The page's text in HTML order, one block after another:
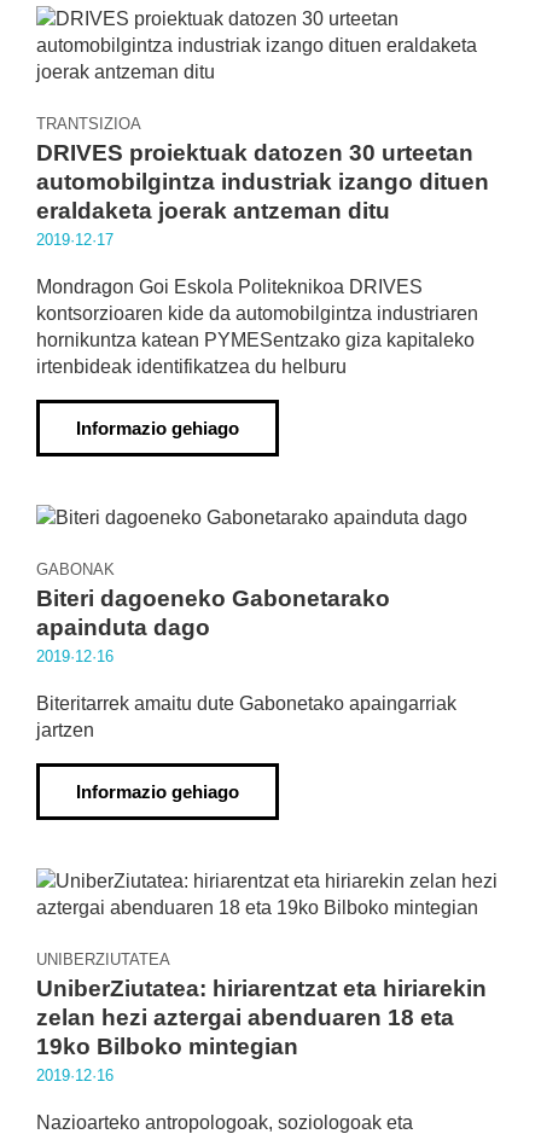
TRANTSIZIOA
DRIVES proiektuak datozen 30 urteetan
automobilgintza industriak izango dituen
eraldaketa joerak antzeman ditu
2019·12·17
Mondragon Goi Eskola Politeknikoa DRIVES
kontsorzioaren kide da automobilgintza industriaren
hornikuntza katean PYMESentzako giza kapitaleko
irtenbideak identifikatzea du helburu
Informazio gehiago
GABONAK
Biteri dagoeneko Gabonetarako
apainduta dago
2019·12·16
Biteritarrek amaitu dute Gabonetako apaingarriak
jartzen
Informazio gehiago
UNIBERZIUTATEA
UniberZiutatea: hiriarentzat eta hiriarekin
zelan hezi aztergai abenduaren 18 eta
19ko Bilboko mintegian
2019·12·16
Nazioarteko antropologoak, soziologoak eta